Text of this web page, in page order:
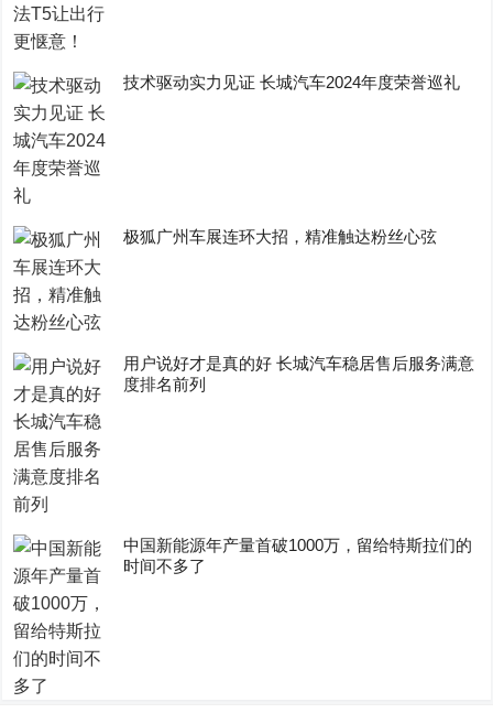
技术驱动实力见证 长城汽车2024年度荣誉巡礼
极狐广州车展连环大招，精准触达粉丝心弦
用户说好才是真的好 长城汽车稳居售后服务满意
度排名前列
中国新能源年产量首破1000万，留给特斯拉们的
时间不多了